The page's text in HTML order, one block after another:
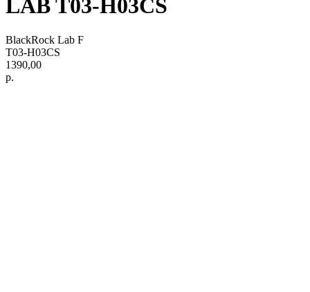
LAB T03-H03CS
BlackRock Lab F
T03-H03CS
1390,00
р.